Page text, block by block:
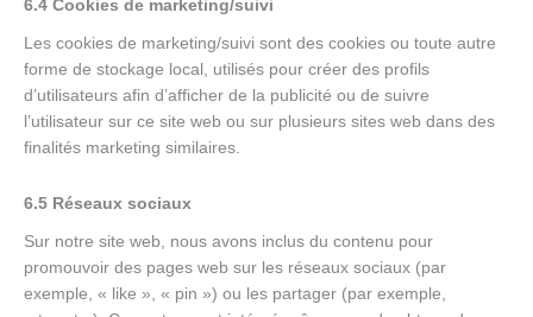
6.4 Cookies de marketing/suivi
Les cookies de marketing/suivi sont des cookies ou toute autre
forme de stockage local, utilisés pour créer des profils
d’utilisateurs afin d’afficher de la publicité ou de suivre
l’utilisateur sur ce site web ou sur plusieurs sites web dans des
finalités marketing similaires.
6.5 Réseaux sociaux
Sur notre site web, nous avons inclus du contenu pour
promouvoir des pages web sur les réseaux sociaux (par
exemple, « like », « pin ») ou les partager (par exemple,